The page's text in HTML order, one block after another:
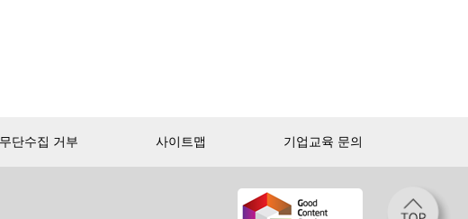
단수집 거부 사이트맵 기업교육 문의